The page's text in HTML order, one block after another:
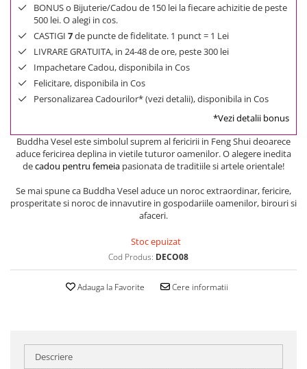
300 Lei - 500 Lei
500 Lei - 1000 Lei
1000 Lei +
BONUS o Bijuterie/Cadou de 150 lei la fiecare achizitie de peste
500 lei. O alegi in cos.
CASTIGI 7de puncte de fidelitate. 1 punct = 1 Lei
LIVRARE GRATUITA, in 24-48 de ore, peste 300 lei
Impachetare Cadou, disponibila in Cos
Felicitare, disponibila in Cos
Personalizarea Cadourilor* (vezi detalii), disponibila in Cos
*Vezi detalii bonus
Buddha Vesel este simbolul suprem al fericirii in Feng Shui deoarece
aduce fericirea deplina in vietile tuturor oamenilor. O alegere inedita
decadou pentru femeia pasionata de traditiile si artele orientale!
Se mai spune ca Buddha Vesel aduce un noroc extraordinar, fericire,
prosperitate si noroc de innavutire in gospodariile oamenilor, birouri si
afaceri.
Stoc epuizat
Cod Produs: DECO08
Adauga la Favorite Cere informatii
Descriere